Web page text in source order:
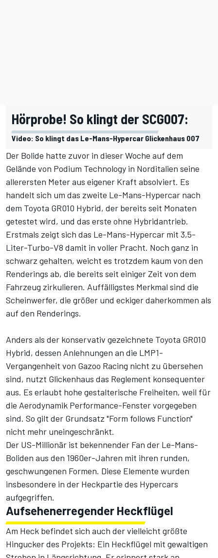
Hörprobe! So klingt der SCG007:
Video: So klingt das Le-Mans-Hypercar Glickenhaus 007
Der Bolide hatte zuvor in dieser Woche auf dem
Gelände von Podium Technology in Norditalien seine
allerersten Meter aus eigener Kraft absolviert. Es
handelt sich um das zweite Le-Mans-Hypercar nach
dem Toyota GR010 Hybrid, der bereits seit Monaten
getestet wird, und das erste ohne Hybridantrieb.
Erstmals zeigt sich das Le-Mans-Hypercar mit 3,5-
Liter-Turbo-V8 damit in voller Pracht. Noch ganz in
schwarz gehalten, weicht es trotzdem kaum von den
Renderings ab, die bereits seit einiger Zeit von dem
Fahrzeug zirkulieren. Auffälligstes Merkmal sind die
Scheinwerfer, die größer und eckiger daherkommen als
auf den Renderings.
Anders als der konservativ gezeichnete Toyota GR010
Hybrid, dessen Anlehnungen an die LMP1-
Vergangenheit von Gazoo Racing nicht zu übersehen
sind, nutzt Glickenhaus das Reglement konsequenter
aus. Es erlaubt hohe gestalterische Freiheiten, weil für
die Aerodynamik Performance-Fenster vorgegeben
sind. So gilt der Grundsatz "Form follows Function"
nicht mehr uneingeschränkt.
Der US-Millionär ist bekennender Fan der Le-Mans-
Boliden aus den 1960er-Jahren mit ihren runden,
geschwungenen Formen. Diese Elemente wurden
insbesondere in der Heckpartie des Hypercars
aufgegriffen.
Aufsehenerregender Heckflügel
Am Heck befindet sich auch der vielleicht größte
Hingucker des Projekts: Ein Heckflügel mit gewaltigen